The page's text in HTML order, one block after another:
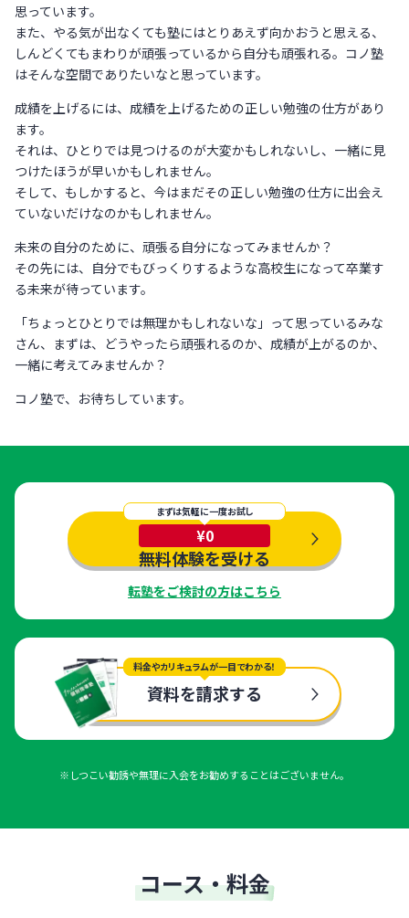
思っています。
また、やる気が出なくても塾にはとりあえず向かおうと思える、
しんどくてもまわりが頑張っているから自分も頑張れる。コノ塾
はそんな空間でありたいなと思っています。
成績を上げるには、成績を上げるための正しい勉強の仕方があり
ます。
それは、ひとりでは見つけるのが大変かもしれないし、一緒に見
つけたほうが早いかもしれません。
そして、もしかすると、今はまだその正しい勉強の仕方に出会え
ていないだけなのかもしれません。
未来の自分のために、頑張る自分になってみませんか？
その先には、自分でもびっくりするような高校生になって卒業す
る未来が待っています。
「ちょっとひとりでは無理かもしれないな」って思っているみな
さん、まずは、どうやったら頑張れるのか、成績が上がるのか、
一緒に考えてみませんか？
コノ塾で、お待ちしています。
まずは気軽に一度お試し
¥0
無料体験を受ける
転塾をご検討の方はこちら
料金やカリキュラムが一目でわかる！
資料を請求する
※しつこい勧誘や無理に入会をお勧めすることはございません。
コース・料金